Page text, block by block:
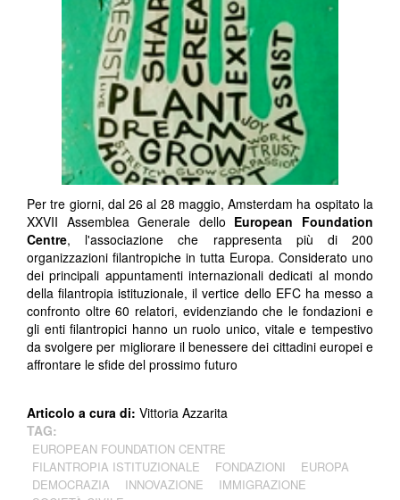
Per tre giorni, dal 26 al 28 maggio, Amsterdam ha ospitato la
XXVII Assemblea Generale dello European Foundation
Centre, l'associazione che rappresenta più di 200
organizzazioni filantropiche in tutta Europa. Considerato uno
dei principali appuntamenti internazionali dedicati al mondo
della filantropia istituzionale, il vertice dello EFC ha messo a
confronto oltre 60 relatori, evidenziando che le fondazioni e
gli enti filantropici hanno un ruolo unico, vitale e tempestivo
da svolgere per migliorare il benessere dei cittadini europei e
affrontare le sfide del prossimo futuro
Articolo a cura di: Vittoria Azzarita
TAG:
EUROPEAN FOUNDATION CENTRE
FILANTROPIA ISTITUZIONALE
FONDAZIONI
EUROPA
DEMOCRAZIA
INNOVAZIONE
IMMIGRAZIONE